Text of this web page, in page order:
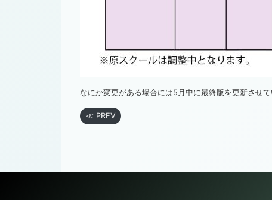
なにか変更がある場合には5月中に最終版を更新させ
≪ PREV